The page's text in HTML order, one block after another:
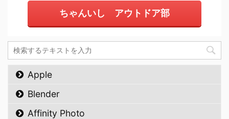
ちゃんいし アウトドア部
Apple
Blender
Affinity Photo